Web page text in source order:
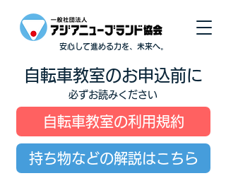
安心して進める力を、未来へ。
自転車教室のお申込前に
必ずお読みください
自転車教室の利用規約
持ち物などの解説はこちら